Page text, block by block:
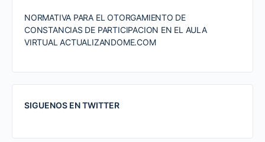
NORMATIVA PARA EL OTORGAMIENTO DE
CONSTANCIAS DE PARTICIPACION EN EL AULA
VIRTUAL ACTUALIZANDOME.COM
SIGUENOS EN TWITTER